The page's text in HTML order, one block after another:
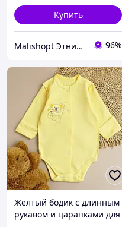
Купить
Malishopt Этническая одежда и головные уборы, все для крещения 96%
Желтый бодик с длинным
рукавом и царапками для